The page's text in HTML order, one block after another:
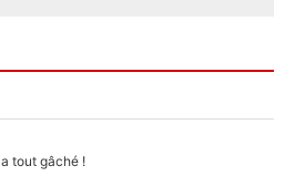
tout gâché !